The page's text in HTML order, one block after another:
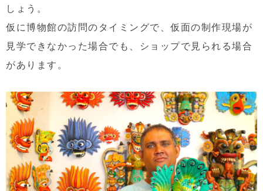
しょう。
仮に博物館の訪問のタイミングで、仮面の制作現場が
見学できなかった場合でも、ショップで見られる場合
があります。